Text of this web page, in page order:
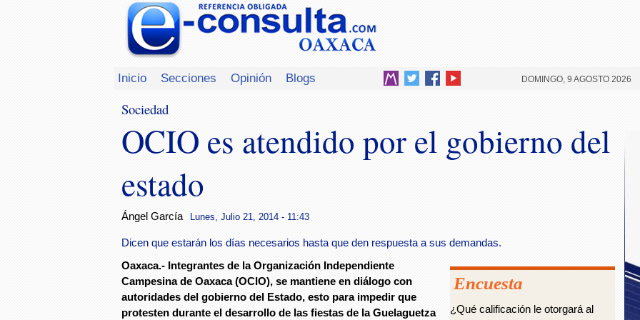
Inicio Secciones Opinión Blogs DOMINGO, 9 AGOSTO 2026
Sociedad
OCIO es atendido por el gobierno del
estado
Ángel García Lunes, Julio 21, 2014 - 11:43
Dicen que estarán los días necesarios hasta que den respuesta a sus demandas.
Oaxaca.- Integrantes de la Organización Independiente
Campesina de Oaxaca (OCIO), se mantiene en diálogo con
autoridades del gobierno del Estado, esto para impedir que
protesten durante el desarrollo de las fiestas de la Guelaguetza
Encuesta
¿Qué calificación le otorgará al